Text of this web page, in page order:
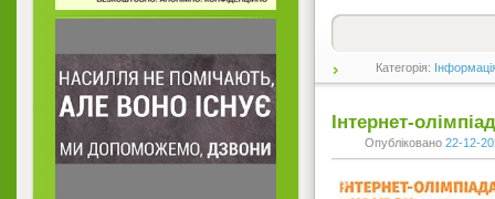
Категорія:
Інтернет-
Опубліковано 22-12-